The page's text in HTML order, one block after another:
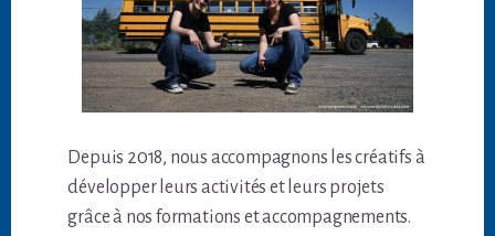
Depuis 2018, nous accompagnons les créatifs à
développer leurs activités et leurs projets
grâce à nos formations et accompagnements.